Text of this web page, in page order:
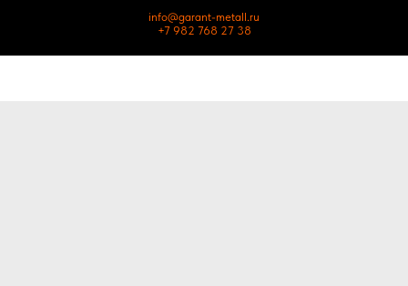
info@garant-metall.ru
+7 982 768 27 38